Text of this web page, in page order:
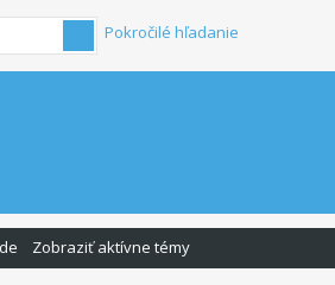
Pokročilé hľadanie
Zobraziť aktívne témy